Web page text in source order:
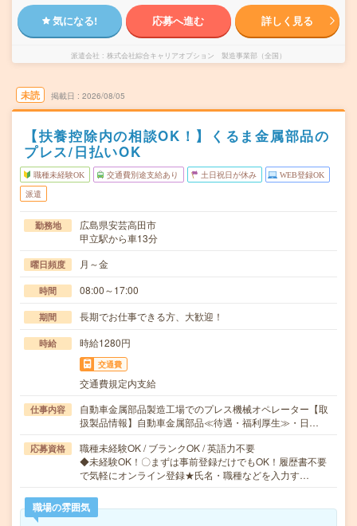
気になる! 応募へ進む 詳しく見る
派遣会社 株式会社綜合キャリアオプション 製造事業部（全国）
未読 掲載日 2026/08/05
【扶養控除内の相談OK！】くるま金属部品の
プレス/日払いOK
職種未経験OK 交通費別途支給あり 土日祝日が休み WEB登録OK
派遣
勤務地
広島県安芸高田市
甲立駅から車13分
曜日頻度 月～金
時間 08:00～17:00
期間 長期でお仕事できる方、大歓迎！
時給 時給1280円
交通費
交通費規定内支給
仕事内容
自動車金属部品製造工場でのプレス機械オペレーター【取
扱製品情報】自動車金属部品≪待遇・福利厚生≫・日…
応募資格
職種未経験OK / ブランクOK / 英語力不要
◆未経験OK！〇まずは事前登録だけでもOK！履歴書不要
で気軽にオンライン登録★氏名・職種などを入力す…
職場の雰囲気